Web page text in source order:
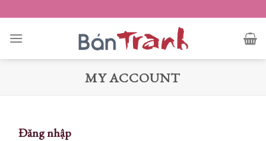
to
content
MY ACCOUNT
Đăng nhập